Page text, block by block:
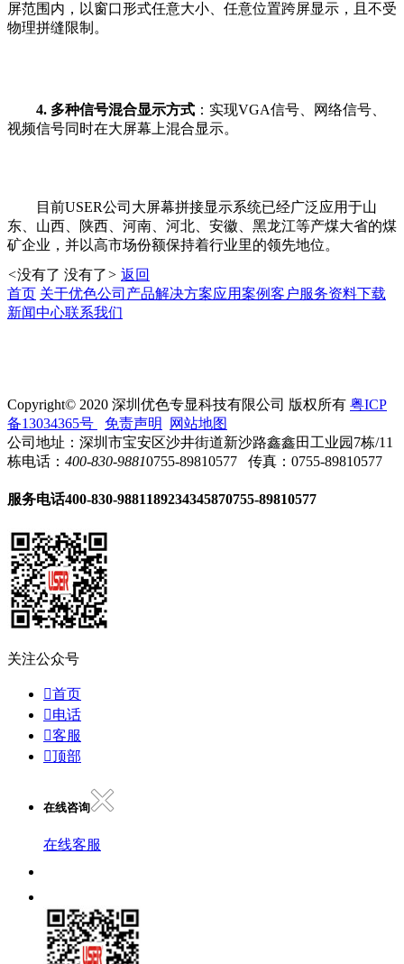
屏范围内，以窗口形式任意大小、任意位置跨屏显示，且不受
物理拼缝限制。
4. 多种信号混合显示方式 ：实现VGA信号、网络信号、
视频信号同时在大屏幕上混合显示。
目前USER公司大屏幕拼接显示系统已经广泛应用于山
东、山西、陕西、河南、河北、安徽、黑龙江等产煤大省的煤
矿企业，并以高市场份额保持着行业里的领先地位。
<没有了 没有了> 返回
首页 关于优色公司产品解决方案应用案例客户服务资料下载
新闻中心联系我们
Copyright© 2020 深圳优色专显科技有限公司 版权所有 粤ICP
备13034365号
免责声明
网站地图
公司地址：深圳市宝安区沙井街道新沙路鑫鑫田工业园7栋/11
栋电话： 400-830-98810755-89810577 传真：0755-89810577
服务电话400-830-9881189234345870755-89810577
关注公众号
首页
电话
客服
顶部
在线咨询
在线客服